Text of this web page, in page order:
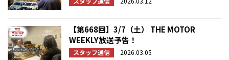
【第668回】3/7（土） THE MOTOR
WEEKLY放送予告！
スタッフ通信 2026.03.05